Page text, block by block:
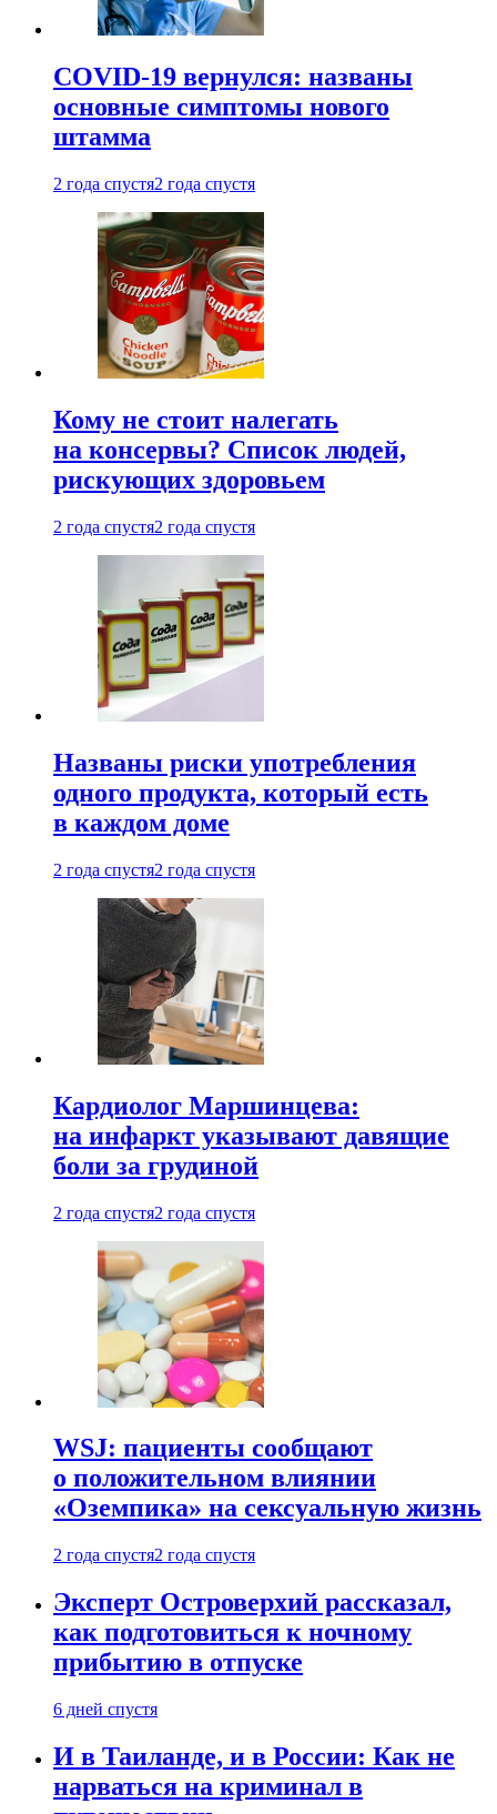
COVID-19 вернулся: названы
основные симптомы нового
штамма
2 года спустя2 года спустя
Кому не стоит налегать
на консервы? Список людей,
рискующих здоровьем
2 года спустя2 года спустя
Названы риски употребления
одного продукта, который есть
в каждом доме
2 года спустя2 года спустя
Кардиолог Маршинцева:
на инфаркт указывают давящие
боли за грудиной
2 года спустя2 года спустя
WSJ: пациенты сообщают
о положительном влиянии
«Оземпика» на сексуальную жизнь
2 года спустя2 года спустя
Эксперт Островерхий рассказал,
как подготовиться к ночному
прибытию в отпуске
6 дней спустя
И в Таиланде, и в России: Как не
нарваться на криминал в